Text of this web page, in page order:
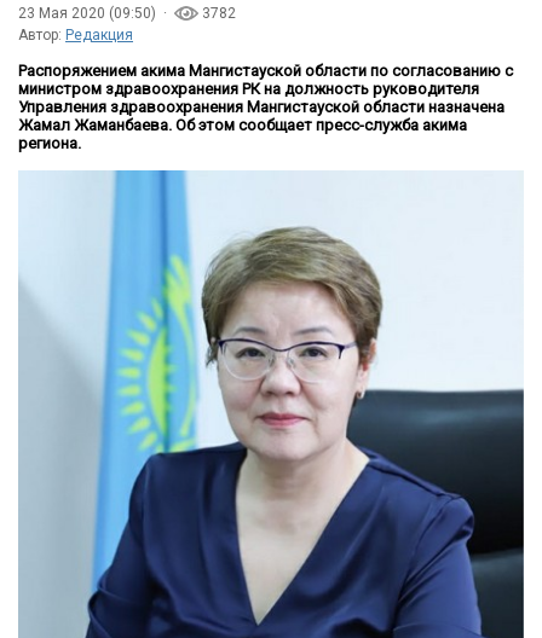
23 Мая 2020 (09:50) ·
3782
Автор: Редакция
Распоряжением акима Мангистауской области по согласованию с
министром здравоохранения РК на должность руководителя
Управления здравоохранения Мангистауской области назначена
Жамал Жаманбаева. Об этом сообщает пресс-служба акима
региона.​